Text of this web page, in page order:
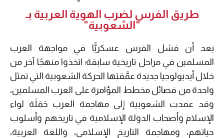
طريق الفرس لضرب الهوية العربية بـ
"الشعوبية"
بعد أن فشل الفرس عسكريًّا في مواجهة العرب
المسلمين في مراحل تاريخية سابقة؛ اتخذوا منهجًا آخر من
خلال أيديولوجيا جديدة عمَّقتها الحركة الشعوبية التي تمثل
واحدة من فصائل مخطط المؤامرة على العرب المسلمين،
وقد عمدت الشعوبية إلى مهاجمة العرب حَمَلَة لواء
الإسلام وأصحاب الدولة الإسلامية في تاريخهم وأسلوب
حياتهم، ومهاجمة التاريخ الإسلامي، واللغة العربية،